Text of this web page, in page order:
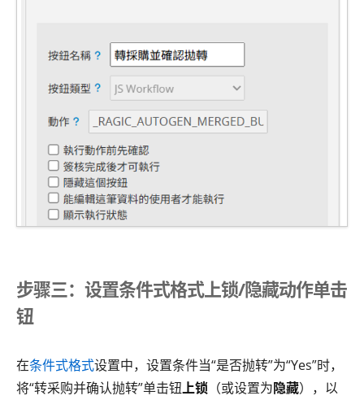
步骤三：设置条件式格式上锁/隐藏动作单击
钮
在条件式格式设置中，设置条件当“是否抛转”为“Yes”时，
将“转采购并确认抛转”单击钮上锁 （或设置为隐藏），以